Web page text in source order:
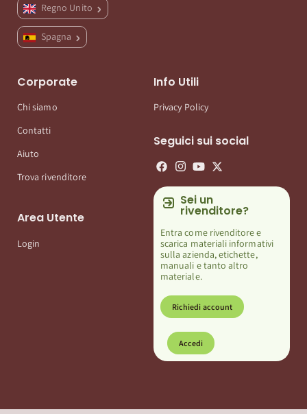
Regno Unito
Spagna
Corporate
Chi siamo
Contatti
Aiuto
Trova rivenditore
Area Utente
Login
Info Utili
Privacy Policy
Seguici sui social
Sei un
rivenditore?
Entra come rivenditore e
scarica materiali informativi
sulla azienda, etichette,
manuali e tanto altro
materiale.
Richiedi account
Accedi